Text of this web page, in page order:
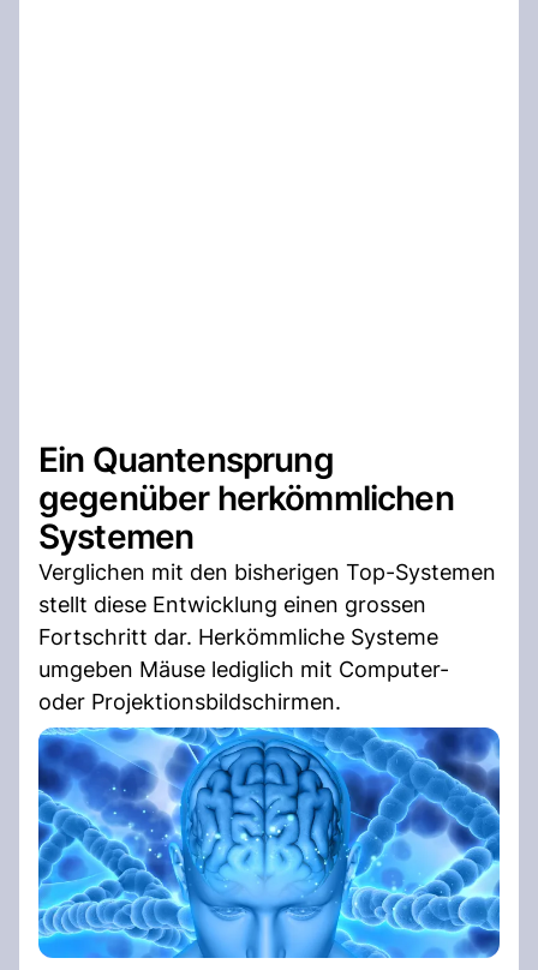
Ein Quantensprung
gegenüber herkömmlichen
Systemen
Verglichen mit den bisherigen Top-Systemen
stellt diese Entwicklung einen grossen
Fortschritt dar. Herkömmliche Systeme
umgeben Mäuse lediglich mit Computer-
oder Projektionsbildschirmen.